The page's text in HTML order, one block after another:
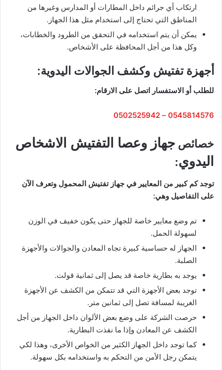
ارتكاب أي جرائم داخل المطارات أو المدارس وغيرها من
المناطق التي تحتاج إلى استخدام مثل هذا الجهاز.
يمكن أن يتم استخدامه في التحقق من الطرود والخطابات،
وكل هذا من أجل المحافظة على الأشخاص.
أجهزة تفتيش وكشف الجوالات اليدوية:
للطلب أو الاستفسار اتصل على الارقام:
0545814576
–
0502525942
خصائص جهاز وعصا التفتيش الاشخاص
اليدوي:
توجد كم كبير من المعايير في جهاز تفتيش المحمول وتعرف الآن
على التفاصيل وهي:
تم وضع معايير خاصة للجهاز حتى يكون خفيف في الوزن
لسهولة الحمل.
الجهاز له حساسية كبيرة تجاه المعادن والجوالات والأجهزة
الصلبة.
يوجد به بطارية خاصة قد يصل إلى ثمانية قولت.
توجد بعض الأجهزة التي قد تتمكن من الكشف عن الأجهزة
الغريبة لمسافة تصل إلى ثمانين متر.
حرصت الشركة على وضع بعض الألوان داخل الجهاز من أجل
الكشف عن المعادن وإذا ما نفذت البطارية.
كما توجد داخل الجهاز الكثير من الخواص الأخرى، وهذا لكي
يتمكن رجل الأمن من التحكم به واستخدامه بكل سهولة.